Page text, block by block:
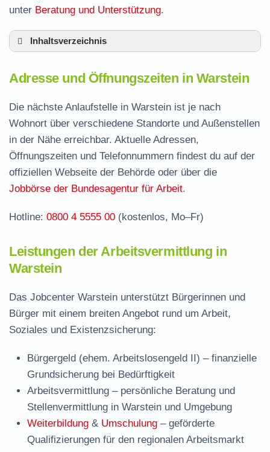
unter Beratung und Unterstützung.
Inhaltsverzeichnis
Leistungen der Arbeitsvermittlung in Warstein
Termin vereinbaren und Bürgergeld beantragen
Jobcenter Soest – zuständige Stelle
Häufige Fragen rund ums Jobcenter
Adresse und Öffnungszeiten in Warstein
Die nächste Anlaufstelle in Warstein ist je nach
Wohnort über verschiedene Standorte und Außenstellen
in der Nähe erreichbar. Aktuelle Adressen,
Öffnungszeiten und Telefonnummern findest du auf der
offiziellen Webseite der Behörde oder über die
Jobbörse der Bundesagentur für Arbeit.
Hotline: 0800 4 5555 00 (kostenlos, Mo–Fr)
Leistungen der Arbeitsvermittlung in
Warstein
Das Jobcenter Warstein unterstützt Bürgerinnen und
Bürger mit einem breiten Angebot rund um Arbeit,
Soziales und Existenzsicherung:
Bürgergeld (ehem. Arbeitslosengeld II) – finanzielle
Grundsicherung bei Bedürftigkeit
Arbeitsvermittlung – persönliche Beratung und
Stellenvermittlung in Warstein und Umgebung
Weiterbildung & Umschulung – geförderte
Qualifizierungen für den regionalen Arbeitsmarkt